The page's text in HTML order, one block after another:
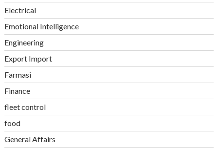
Electrical
Emotional Intelligence
Engineering
Export Import
Farmasi
Finance
fleet control
food
General Affairs